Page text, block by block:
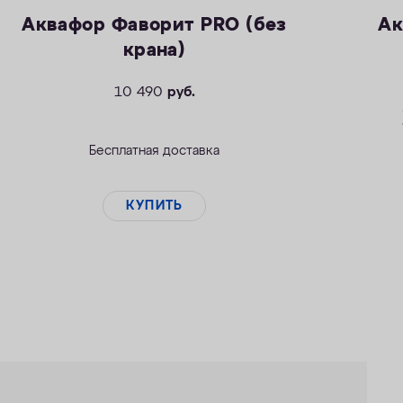
Аквафор Фаворит PRO (без
крана)
10 490 руб.
Бесплатная доставка
КУПИТЬ